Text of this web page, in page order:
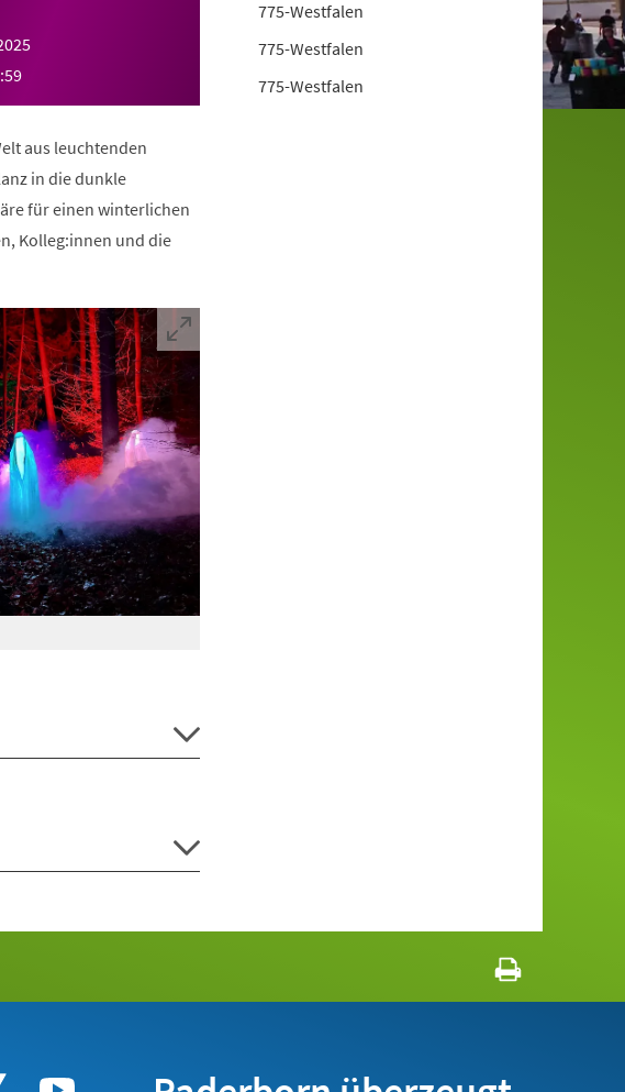
aus leuchtenden
in die dunkle
für einen winterlichen
Kolleg:innen und die
775-Westfalen
775-Westfalen
775-Westfalen